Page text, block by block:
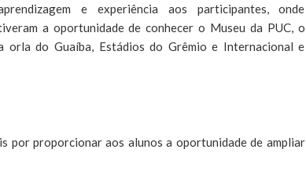
e experiência aos participantes, onde
a oportunidade de conhecer o Museu da PUC, o
do Guaíba, Estádios do Grêmio e Internacional e
por proporcionar aos alunos a oportunidade de ampliar